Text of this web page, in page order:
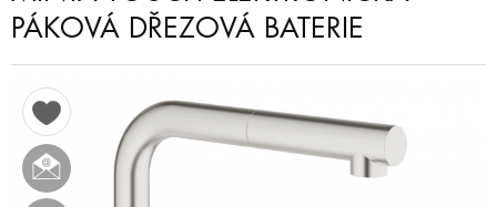
PÁKOVÁ DŘEZOVÁ BATERIE